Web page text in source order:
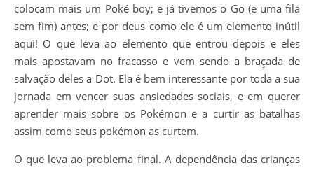
colocam mais um Poké boy; e já tivemos o Go (e uma fila
sem fim) antes; e por deus como ele é um elemento inútil
aqui! O que leva ao elemento que entrou depois e eles
mais apostavam no fracasso e vem sendo a braçada de
salvação deles a Dot. Ela é bem interessante por toda a sua
jornada em vencer suas ansiedades sociais, e em querer
aprender mais sobre os Pokémon e a curtir as batalhas
assim como seus pokémon as curtem.
O que leva ao problema final. A dependência das crianças